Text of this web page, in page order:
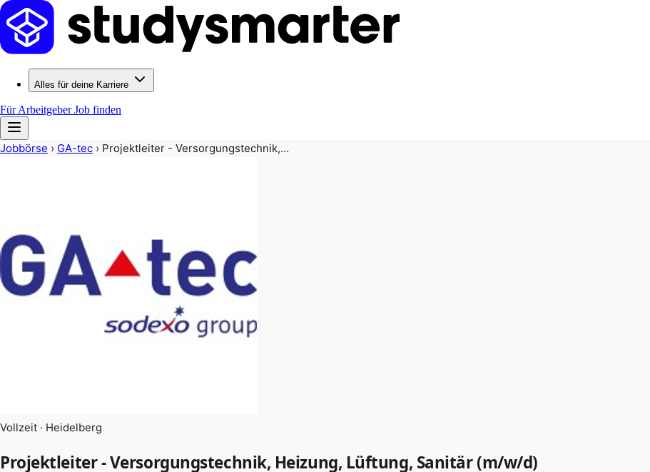
Alles für deine Karriere
Für ArbeitgeberJob finden
Jobbörse › GA-tec › Projektleiter - Versorgungstechnik,…
Vollzeit · Heidelberg
Projektleiter - Versorgungstechnik, Heizung, Lüftung, Sanitär (m/w/d)